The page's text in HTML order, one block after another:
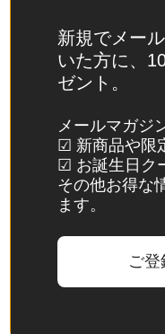
(CHF
CHF)
スウ
デン
(SEK
kr)
スバ
島・
新規でメー
いた方に、
ゼント。
メールマガ
☑ 新商品や限
☑ お誕生日ク
その他お得な
ます。
ご登